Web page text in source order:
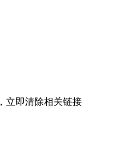
，立即清除相关链接